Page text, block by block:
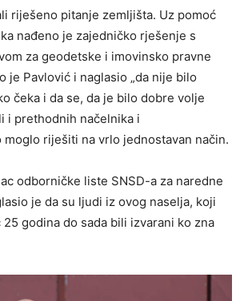
riješeno pitanje zemljišta. Uz pomoć
nađeno je zajedničko rješenje s
za geodetske i imovinsko pravne
je Pavlović i naglasio „da nije bilo
čeka i da se, da je bilo dobre volje
i prethodnih načelnika i
moglo riješiti na vrlo jednostavan način.
odborničke liste SNSD-a za naredne
je da su ljudi iz ovog naselja, koji
godina do sada bili izvarani ko zna